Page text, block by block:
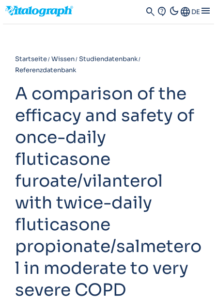
search contact_support dark_modeLanguage DE menu
Startseite Wissen Studiendatenbank
Referenzdatenbank
A comparison of the
efficacy and safety of
once-daily
fluticasone
furoate/vilanterol
with twice-daily
fluticasone
propionate/salmetero
l in moderate to very
severe COPD